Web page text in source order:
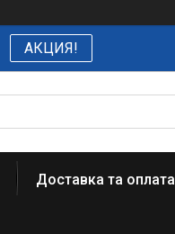
АКЦИЯ!
Доставка та оплата